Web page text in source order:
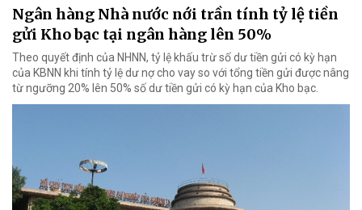
Ngân hàng Nhà nước nới trần tính tỷ lệ tiền
gửi Kho bạc tại ngân hàng lên 50%
Theo quyết định của NHNN, tỷ lệ khấu trừ số dư tiền gửi có kỳ hạn
của KBNN khi tính tỷ lệ dư nợ cho vay so với tổng tiền gửi được nâng
từ ngưỡng 20% lên 50% số dư tiền gửi có kỳ hạn của Kho bạc.